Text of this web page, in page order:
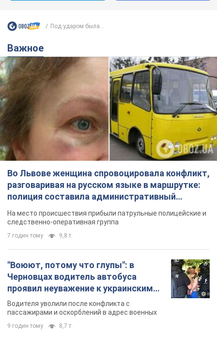
Под ударом была...
Важное
Во Львове женщина спровоцировала конфликт,
разговаривая на русском языке в маршрутке:
полиция составила административный
протокол. Видео
На место происшествия прибыли патрульные полицейские и
следственно-оперативная группа
7 годин тому 9,8 т.
"Воюют, потому что глупы": в
Черновцах водитель автобуса
проявил неуважение к украинским
военным и поплатился за это.
Видео
Водителя уволили после конфликта с
пассажирами и оскорблений в адрес военных
9 годин тому 8,7 т.